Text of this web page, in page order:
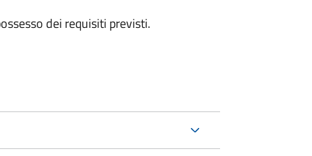
dei requisiti previsti.